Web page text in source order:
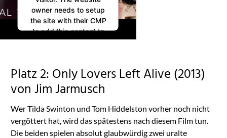
owner needs to setup
the site with their CMP
to add this content to
the list of technologies
Usercentrics Consent
Management
Platform
Platz 2: Only Lovers Left Alive (2013)
von Jim Jarmusch
Wer Tilda Swinton und Tom Hiddelston vorher noch nicht
vergöttert hat, wird das spätestens nach diesem Film tun.
Die beiden spielen absolut glaubwürdig zwei uralte